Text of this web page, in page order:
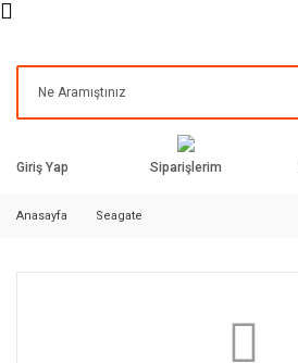
Giriş Yap Siparişlerim
Anasayfa Seagate